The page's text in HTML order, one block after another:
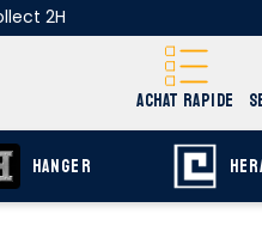
2H
ACHAT RAPIDE
HANGER